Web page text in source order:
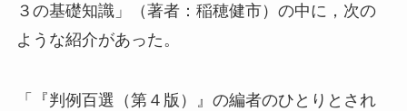
３の基礎知識」（著者：稲穂健市）の中に，次の
ような紹介があった。
「『判例百選（第４版）』の編者のひとりとされ